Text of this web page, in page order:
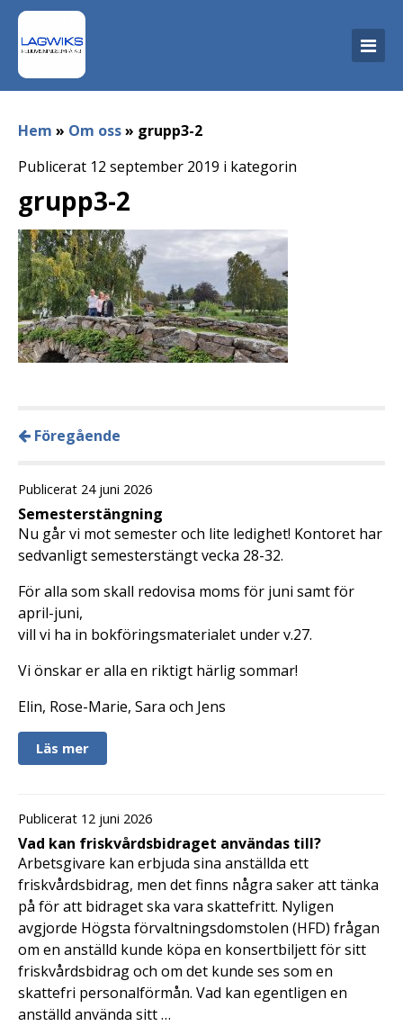
Hem » Om oss» grupp3-2
Publicerat 12 september 2019 i kategorin
grupp3-2
Föregående
Publicerat 24 juni 2026
Semesterstängning
Nu går vi mot semester och lite ledighet! Kontoret har
sedvanligt semesterstängt vecka 28-32.
För alla som skall redovisa moms för juni samt för
april-juni,
vill vi ha in bokföringsmaterialet under v.27.
Vi önskar er alla en riktigt härlig sommar!
Elin, Rose-Marie, Sara och Jens
Läs mer
Publicerat 12 juni 2026
Vad kan friskvårdsbidraget användas till?
Arbetsgivare kan erbjuda sina anställda ett
friskvårdsbidrag, men det finns några saker att tänka
på för att bidraget ska vara skattefritt. Nyligen
avgjorde Högsta förvaltningsdomstolen (HFD) frågan
om en anställd kunde köpa en konsertbiljett för sitt
friskvårdsbidrag och om det kunde ses som en
skattefri personalförmån. Vad kan egentligen en
anställd använda sitt …